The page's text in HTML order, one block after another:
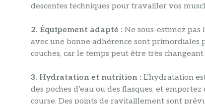
descentes techniques pour travailler vos
2. Équipement adapté : Ne sous-estimez pas
avec une bonne adhérence sont primordiales
couches, car le temps peut être très
3. Hydratation et nutrition : L’hydratation
des poches d’eau ou des flasques, et
course. Des points de ravitaillement sont